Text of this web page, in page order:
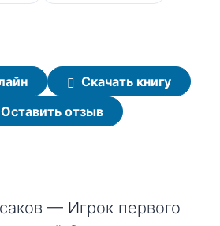
Скачать книгу
Оставить отзыв
— Игрок первого